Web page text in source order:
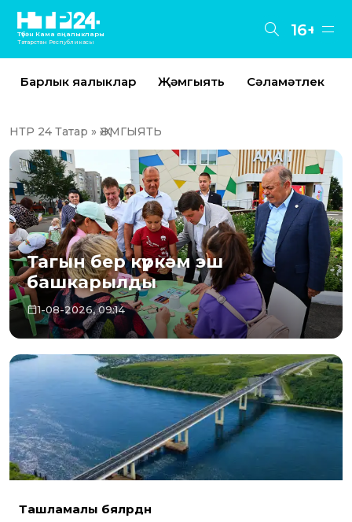
Түбән Кама яңалыклары
Татарстан Республикасы
16+
Барлык яңалыклар Җәмгыять Сәламәтлек
НТР 24 Татар » ҖӘМГЫЯТЬ
Тагын бер күркәм эш
башкарылды
1-08-2026, 09:14
Ташламалы бәяләрдән